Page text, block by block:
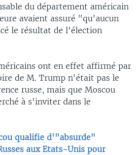
du département américain
avaient assuré "qu'aucun
le résultat de l'élection
ont en effet affirmé par
de M. Trump n'était pas le
russe, mais que Moscou
à s'inviter dans le
qualifie d'"absurde"
aux Etats-Unis pour